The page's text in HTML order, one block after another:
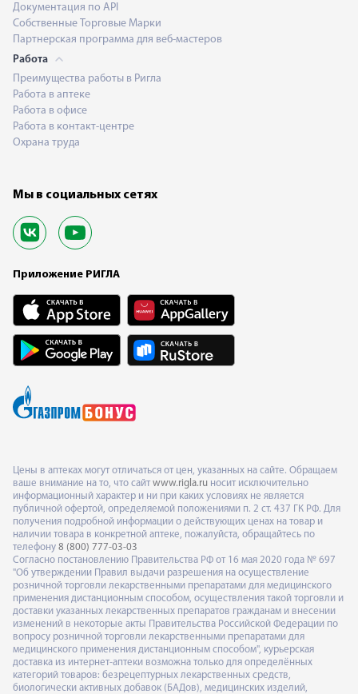
Документация по API
Собственные Торговые Марки
Партнерская программа для веб-мастеров
Работа
Преимущества работы в Ригла
Работа в аптеке
Работа в офисе
Работа в контакт-центре
Охрана труда
Мы в социальных сетях
Приложение РИГЛА
Цены в аптеках могут отличаться от цен, указанных на сайте. Обращаем
ваше внимание на то, что сайт www.rigla.ru носит исключительно
информационный характер и ни при каких условиях не является
публичной офертой, определяемой положениями п. 2 ст. 437 ГК РФ. Для
получения подробной информации о действующих ценах на товар и
наличии товара в конкретной аптеке, пожалуйста, обращайтесь по
телефону 8 (800) 777-03-03
Согласно постановлению Правительства РФ от 16 мая 2020 года № 697
"Об утверждении Правил выдачи разрешения на осуществление
розничной торговли лекарственными препаратами для медицинского
применения дистанционным способом, осуществления такой торговли и
доставки указанных лекарственных препаратов гражданам и внесении
изменений в некоторые акты Правительства Российской Федерации по
вопросу розничной торговли лекарственными препаратами для
медицинского применения дистанционным способом", курьерская
доставка из интернет-аптеки возможна только для определённых
категорий товаров: безрецептурных лекарственных средств,
биологически активных добавок (БАДов), медицинских изделий,